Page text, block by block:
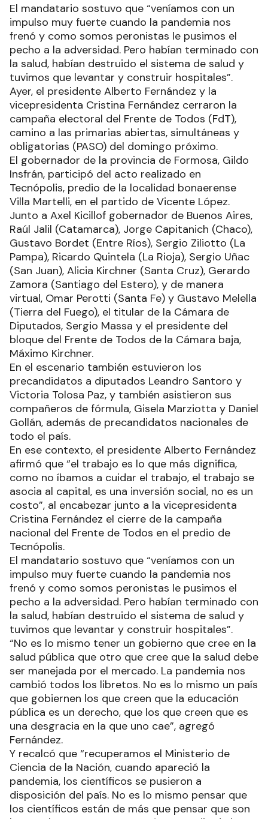
El mandatario sostuvo que “veníamos con un
impulso muy fuerte cuando la pandemia nos
frenó y como somos peronistas le pusimos el
pecho a la adversidad. Pero habían terminado con
la salud, habían destruido el sistema de salud y
tuvimos que levantar y construir hospitales”.
Ayer, el presidente Alberto Fernández y la
vicepresidenta Cristina Fernández cerraron la
campaña electoral del Frente de Todos (FdT),
camino a las primarias abiertas, simultáneas y
obligatorias (PASO) del domingo próximo.
El gobernador de la provincia de Formosa, Gildo
Insfrán, participó del acto realizado en
Tecnópolis, predio de la localidad bonaerense
Villa Martelli, en el partido de Vicente López.
Junto a Axel Kicillof gobernador de Buenos Aires,
Raúl Jalil (Catamarca), Jorge Capitanich (Chaco),
Gustavo Bordet (Entre Ríos), Sergio Ziliotto (La
Pampa), Ricardo Quintela (La Rioja), Sergio Uñac
(San Juan), Alicia Kirchner (Santa Cruz), Gerardo
Zamora (Santiago del Estero), y de manera
virtual, Omar Perotti (Santa Fe) y Gustavo Melella
(Tierra del Fuego), el titular de la Cámara de
Diputados, Sergio Massa y el presidente del
bloque del Frente de Todos de la Cámara baja,
Máximo Kirchner.
En el escenario también estuvieron los
precandidatos a diputados Leandro Santoro y
Victoria Tolosa Paz, y también asistieron sus
compañeros de fórmula, Gisela Marziotta y Daniel
Gollán, además de precandidatos nacionales de
todo el país.
En ese contexto, el presidente Alberto Fernández
afirmó que “el trabajo es lo que más dignifica,
como no íbamos a cuidar el trabajo, el trabajo se
asocia al capital, es una inversión social, no es un
costo”, al encabezar junto a la vicepresidenta
Cristina Fernández el cierre de la campaña
nacional del Frente de Todos en el predio de
Tecnópolis.
El mandatario sostuvo que “veníamos con un
impulso muy fuerte cuando la pandemia nos
frenó y como somos peronistas le pusimos el
pecho a la adversidad. Pero habían terminado con
la salud, habían destruido el sistema de salud y
tuvimos que levantar y construir hospitales”.
“No es lo mismo tener un gobierno que cree en la
salud pública que otro que cree que la salud debe
ser manejada por el mercado. La pandemia nos
cambió todos los libretos. No es lo mismo un país
que gobiernen los que creen que la educación
pública es un derecho, que los que creen que es
una desgracia en la que uno cae”, agregó
Fernández.
Y recalcó que “recuperamos el Ministerio de
Ciencia de la Nación, cuando apareció la
pandemia, los científicos se pusieron a
disposición del país. No es lo mismo pensar que
los científicos están de más que pensar que son